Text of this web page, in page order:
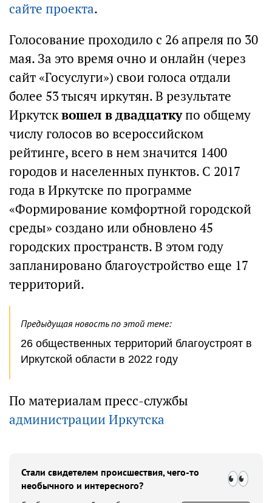
сайте проекта.
Голосование проходило с 26 апреля по 30
мая. За это время очно и онлайн (через
сайт «Госуслуги») свои голоса отдали
более 53 тысяч иркутян. В результате
Иркутсквошел в двадцаткупо общему
числу голосов во всероссийском
рейтинге, всего в нем значится 1400
городов и населенных пунктов. С 2017
года в Иркутске по программе
«Формирование комфортной городской
среды» создано или обновлено 45
городских пространств. В этом году
запланировано благоустройство еще 17
территорий.​
Предыдущая новость по этой теме:
26 общественных территорий благоустроят в
Иркутской области в 2022 году
По материалам пресс-службы
администрации Иркутска
Стали свидетелем происшествия, чего-то
необычного и интересного?